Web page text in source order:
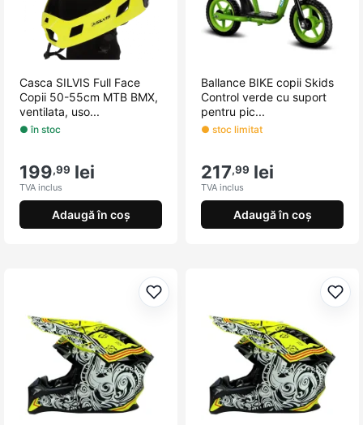
Casca SILVIS Full Face
Copii 50-55cm MTB BMX,
ventilata, uso...
● în stoc
199,99 lei
TVA inclus
Adaugă în coș
Ballance BIKE copii Skids
Control verde cu suport
pentru pic...
● stoc limitat
217,99 lei
TVA inclus
Adaugă în coș
Adaugă la favorite